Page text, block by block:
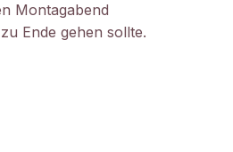
Montagabend
Ende gehen sollte.